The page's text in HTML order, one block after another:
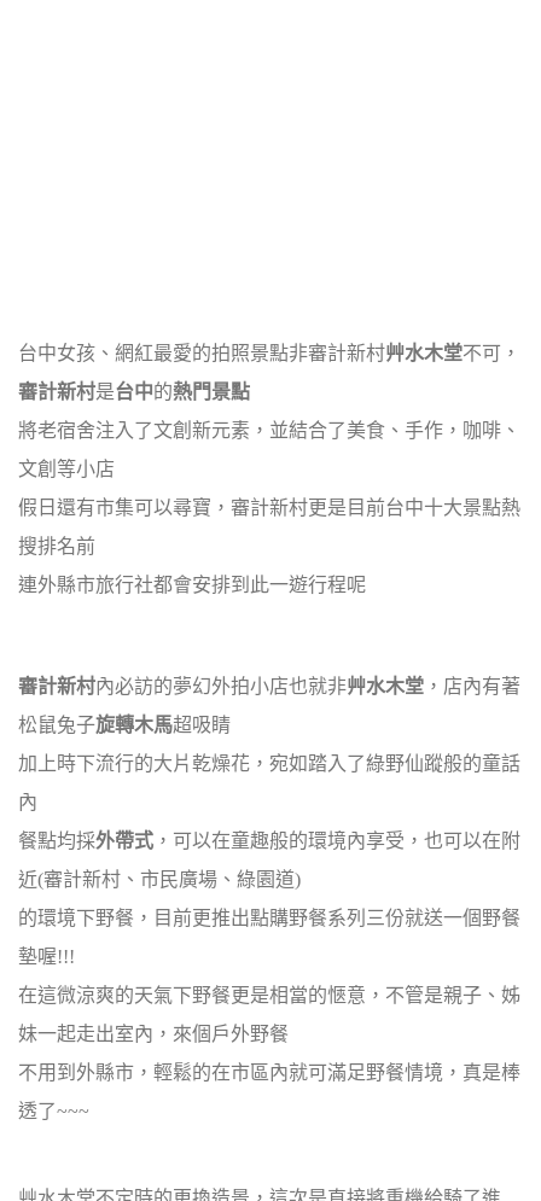
台中女孩、網紅最愛的拍照景點非審計新村艸水木堂不可，
審計新村是台中的熱門景點
將老宿舍注入了文創新元素，並結合了美食、手作，咖啡、
文創等小店
假日還有市集可以尋寶，審計新村更是目前台中十大景點熱
搜排名前
連外縣市旅行社都會安排到此一遊行程呢
審計新村內必訪的夢幻外拍小店也就非艸水木堂 ，店內有著
松鼠兔子旋轉木馬超吸睛
加上時下流行的大片乾燥花，宛如踏入了綠野仙蹤般的童話
內
餐點均採外帶式 ，可以在童趣般的環境內享受，也可以在附
近(審計新村、市民廣場、綠園道)
的環境下野餐，目前更推出點購野餐系列三份就送一個野餐
墊喔!!!
在這微涼爽的天氣下野餐更是相當的愜意，不管是親子、姊
妹一起走出室內，來個戶外野餐
不用到外縣市，輕鬆的在市區內就可滿足野餐情境，真是棒
透了~~~